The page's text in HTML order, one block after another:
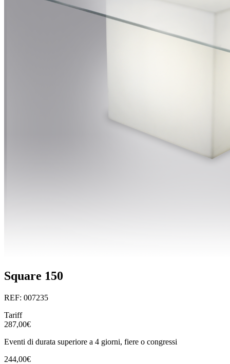
Square 150
REF: 007235
Tariff
287,00€
Eventi di durata superiore a 4 giorni, fiere o congressi
244,00€